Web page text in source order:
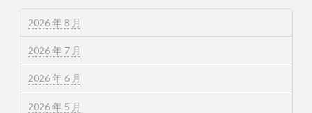
2026 年 8 月
2026 年 7 月
2026 年 6 月
2026 年 5 月